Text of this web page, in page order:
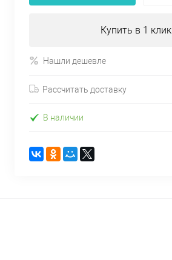
Купить в 1 клик
Нашли дешевле
Рассчитать доставку
В наличии